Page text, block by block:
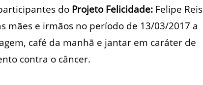
do Projeto Felicidade:Felipe Reis
mães e irmãos no período de 13/03/2017 a
café da manhã e jantar em caráter de
contra o câncer.